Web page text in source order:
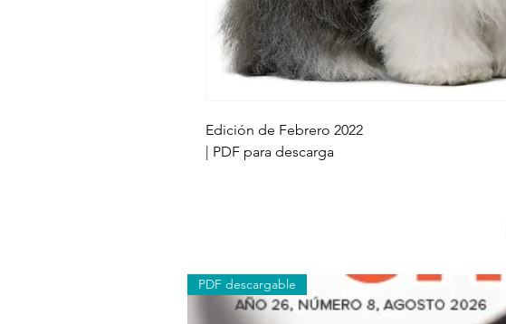
Edición de Febrero 2022
| PDF para descarga
PDF descargable